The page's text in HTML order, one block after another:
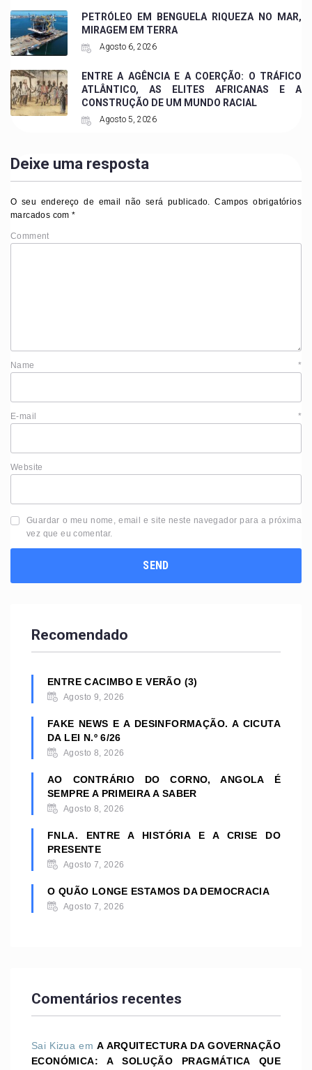
PETRÓLEO EM BENGUELA RIQUEZA NO MAR,
MIRAGEM EM TERRA
Agosto 6, 2026
ENTRE A AGÊNCIA E A COERÇÃO: O TRÁFICO
ATLÂNTICO, AS ELITES AFRICANAS E A
CONSTRUÇÃO DE UM MUNDO RACIAL
Agosto 5, 2026
Deixe uma resposta
O seu endereço de email não será publicado. Campos obrigatórios
marcados com*
Comment
Name *
E-mail *
Website
Guardar o meu nome, email e site neste navegador para a próxima
vez que eu comentar.
Recomendado
ENTRE CACIMBO E VERÃO (3)
Agosto 9, 2026
FAKE NEWS E A DESINFORMAÇÃO. A CICUTA
DA LEI N.º 6/26
Agosto 8, 2026
AO CONTRÁRIO DO CORNO, ANGOLA É
SEMPRE A PRIMEIRA A SABER
Agosto 8, 2026
FNLA. ENTRE A HISTÓRIA E A CRISE DO
PRESENTE
Agosto 7, 2026
O QUÃO LONGE ESTAMOS DA DEMOCRACIA
Agosto 7, 2026
Comentários recentes
Sai Kizua emA ARQUITECTURA DA GOVERNAÇÃO
ECONÓMICA: A SOLUÇÃO PRAGMÁTICA QUE